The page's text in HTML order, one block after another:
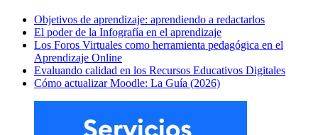
Objetivos de aprendizaje: aprendiendo a redactarlos
El poder de la Infografía en el aprendizaje
Los Foros Virtuales como herramienta pedagógica en el
Aprendizaje Online
Evaluando calidad en los Recursos Educativos Digitales
Cómo actualizar Moodle: La Guía (2026)